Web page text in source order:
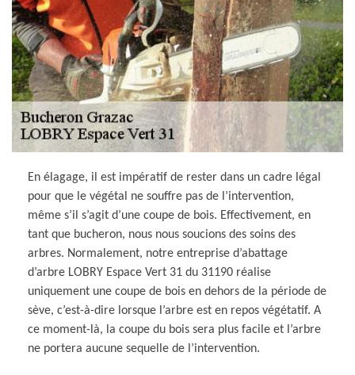
En élagage, il est impératif de rester dans un cadre légal
pour que le végétal ne souffre pas de l’intervention,
même s’il s’agit d’une coupe de bois. Effectivement, en
tant que bucheron, nous nous soucions des soins des
arbres. Normalement, notre entreprise d’abattage
d’arbre LOBRY Espace Vert 31 du 31190 réalise
uniquement une coupe de bois en dehors de la période de
sève, c’est-à-dire lorsque l’arbre est en repos végétatif. A
ce moment-là, la coupe du bois sera plus facile et l’arbre
ne portera aucune sequelle de l’intervention.